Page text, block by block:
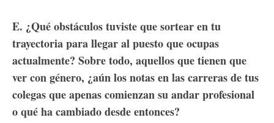
E. ¿Qué obstáculos tuviste que sortear en tu
trayectoria para llegar al puesto que ocupas
actualmente? Sobre todo, aquellos que tienen que
ver con género, ¿aún los notas en las carreras de tus
colegas que apenas comienzan su andar profesional
o qué ha cambiado desde entonces?